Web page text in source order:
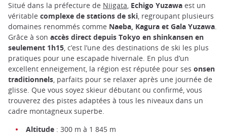
Situé dans la préfecture de Niigata, Echigo Yuzawa est un
véritable complexe de stations de ski, regroupant plusieurs
domaines renommés comme Naeba, Kagura et Gala Yuzawa.
Grâce à son accès direct depuis Tokyo en shinkansen en
seulement 1h15, c’est l’une des destinations de ski les plus
pratiques pour une escapade hivernale. En plus d’un
excellent enneigement, la région est réputée pour ses onsen
traditionnels, parfaits pour se relaxer après une journée de
glisse. Que vous soyez skieur débutant ou confirmé, vous
trouverez des pistes adaptées à tous les niveaux dans un
cadre montagneux superbe.
Altitude : 300 m à 1 845 m